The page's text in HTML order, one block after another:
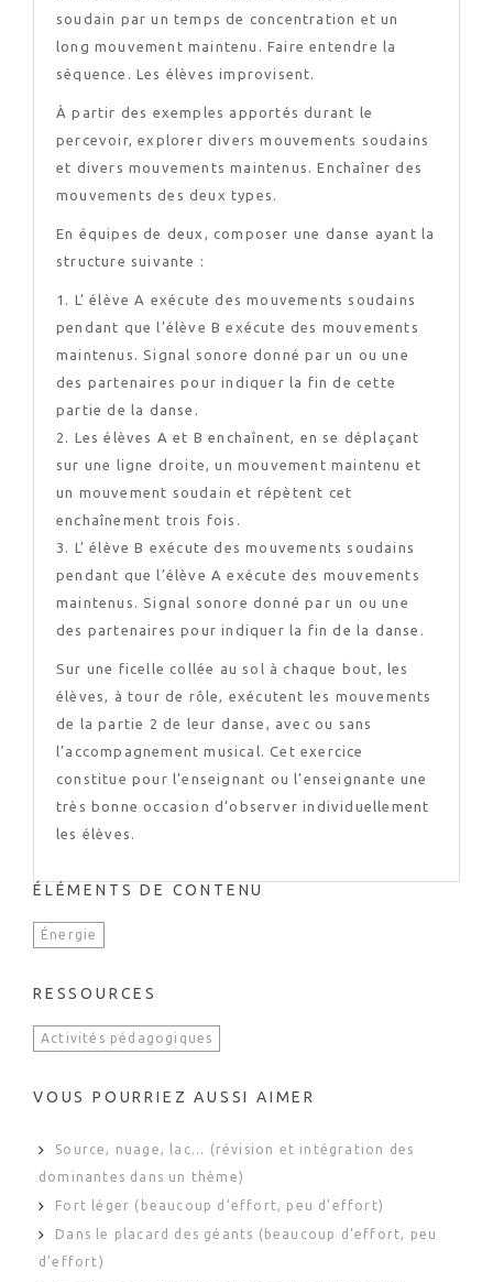
soudain par un temps de concentration et un
long mouvement maintenu. Faire entendre la
séquence. Les élèves improvisent.
À partir des exemples apportés durant le
percevoir, explorer divers mouvements soudains
et divers mouvements maintenus. Enchaîner des
mouvements des deux types.
En équipes de deux, composer une danse ayant la
structure suivante :
1. L’ élève A exécute des mouvements soudains
pendant que l’élève B exécute des mouvements
maintenus. Signal sonore donné par un ou une
des partenaires pour indiquer la fin de cette
partie de la danse.
2. Les élèves A et B enchaînent, en se déplaçant
sur une ligne droite, un mouvement maintenu et
un mouvement soudain et répètent cet
enchaînement trois fois.
3. L’ élève B exécute des mouvements soudains
pendant que l’élève A exécute des mouvements
maintenus. Signal sonore donné par un ou une
des partenaires pour indiquer la fin de la danse.
Sur une ficelle collée au sol à chaque bout, les
élèves, à tour de rôle, exécutent les mouvements
de la partie 2 de leur danse, avec ou sans
l’accompagnement musical. Cet exercice
constitue pour l’enseignant ou l’enseignante une
très bonne occasion d’observer individuellement
les élèves.
ÉLÉMENTS DE CONTENU
Énergie
RESSOURCES
Activités pédagogiques
VOUS POURRIEZ AUSSI AIMER
Source, nuage, lac... (révision et intégration des
dominantes dans un thème)
Fort léger (beaucoup d’effort, peu d’effort)
Dans le placard des géants (beaucoup d’effort, peu
d’effort)